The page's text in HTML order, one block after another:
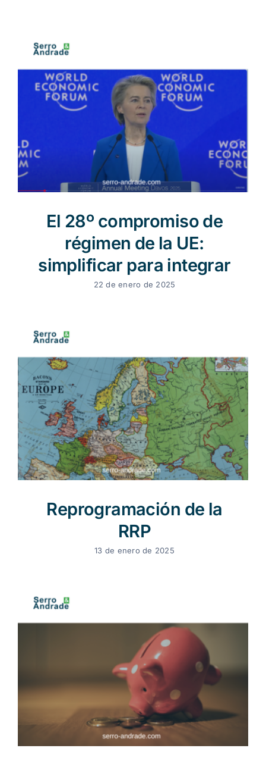
ES
El 28º compromiso de
régimen de la UE:
simplificar para integrar
22 de enero de 2025
Reprogramación de la
RRP
13 de enero de 2025